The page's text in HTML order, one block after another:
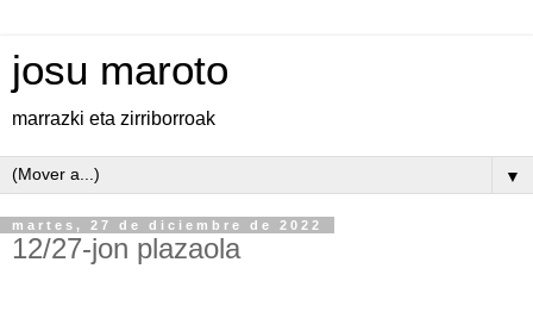
josu maroto
marrazki eta zirriborroak
▼
martes, 27 de diciembre de 2022
12/27-jon plazaola